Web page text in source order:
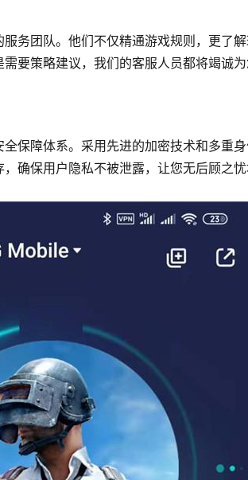
务团队。他们不仅精通游戏规则，更了
要策略建议，我们的客服人员都将竭诚
保障体系。采用先进的加密技术和多重
确保用户隐私不被泄露，让您无后顾之